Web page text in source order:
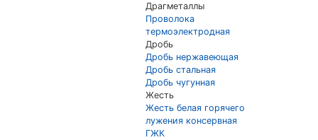
Драгметаллы
Проволока
термоэлектродная
Дробь
Дробь нержавеющая
Дробь стальная
Дробь чугунная
Жесть
Жесть белая горячего
лужения консервная
ГЖК